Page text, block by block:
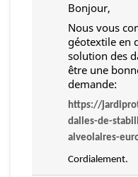
Bonjour,
Nous vous
géotextile en
solution des
être une
demande:
https://
dalles-de-
alveolaires-
Cordialement.